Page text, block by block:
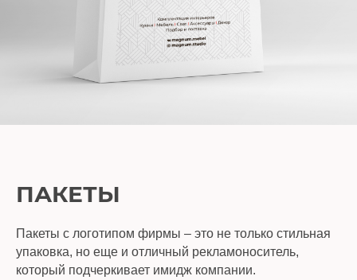
ПАКЕТЫ
Пакеты с логотипом фирмы – это не только стильная
упаковка, но еще и отличный рекламоноситель,
который подчеркивает имидж компании.